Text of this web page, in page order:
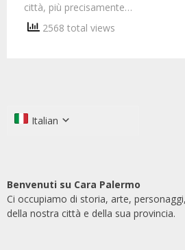
città, più precisamente…
2568 total views
Italian
Benvenuti su Cara Palermo
Ci occupiamo di storia, arte,
della nostra città e della sua provincia.